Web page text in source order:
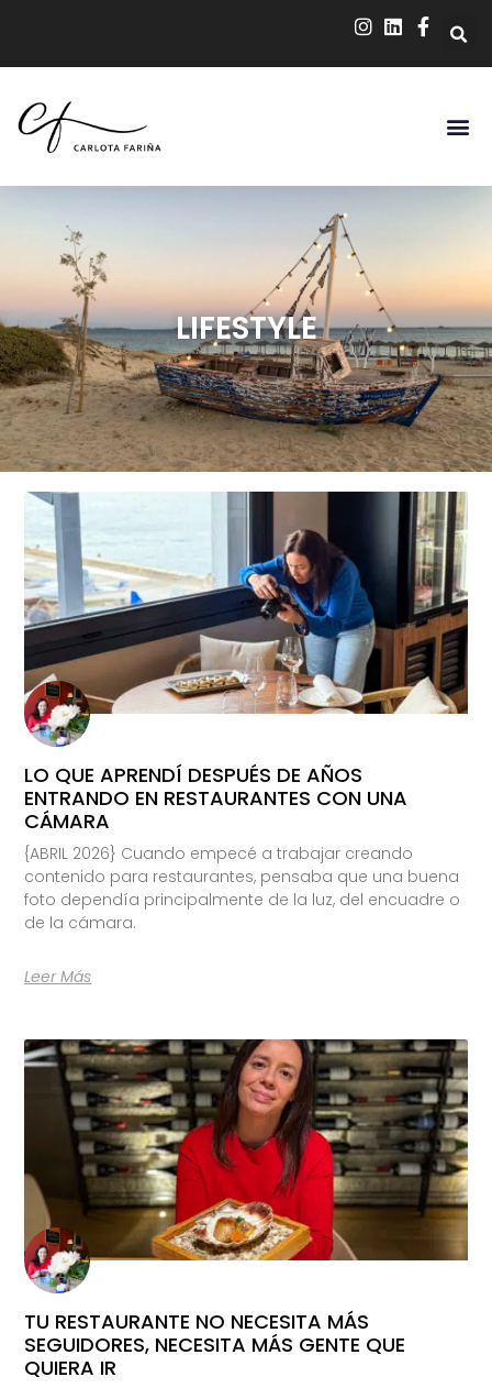
LIFESTYLE
LO QUE APRENDÍ DESPUÉS DE AÑOS
ENTRANDO EN RESTAURANTES CON UNA
CÁMARA
{ABRIL 2026} Cuando empecé a trabajar creando
contenido para restaurantes, pensaba que una buena
foto dependía principalmente de la luz, del encuadre o
de la cámara.
Leer Más
TU RESTAURANTE NO NECESITA MÁS
SEGUIDORES, NECESITA MÁS GENTE QUE
QUIERA IR